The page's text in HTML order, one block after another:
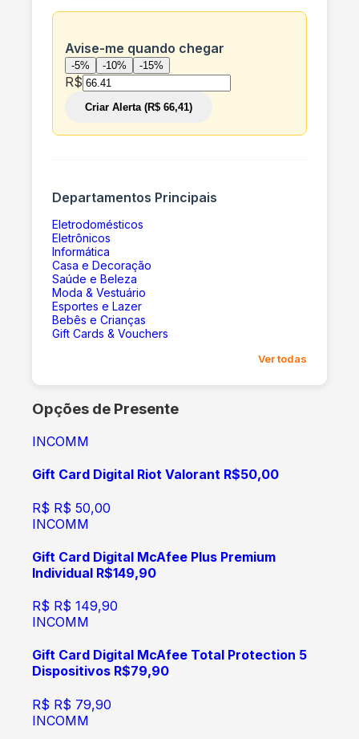
Avise-me quando chegar
-5% -10% -15%
R$
Criar Alerta (R$ 66,41)
Departamentos Principais
Eletrodomésticos
Eletrônicos
Informática
Casa e Decoração
Saúde e Beleza
Moda & Vestuário
Esportes e Lazer
Bebês e Crianças
Gift Cards & Vouchers
Ver todas
Opções de Presente
INCOMM
Gift Card Digital Riot Valorant R$50,00
R$ R$ 50,00
INCOMM
Gift Card Digital McAfee Plus Premium
Individual R$149,90
R$ R$ 149,90
INCOMM
Gift Card Digital McAfee Total Protection 5
Dispositivos R$79,90
R$ R$ 79,90
INCOMM